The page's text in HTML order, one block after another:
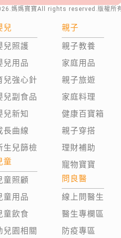
.媽媽寶寶All rights reserved.版權所
兒
兒照護
兒用品
兒強心針
兒副食品
兒新知
長曲線
生兒篩檢
童
童照顧
童用品
童飲食
兒園相關
親子
親子教養
家庭用品
親子旅遊
家庭料理
健康百寶箱
親子穿搭
理財補助
寵物寶寶
問良醫
線上問醫生
醫生專欄區
防疫專區